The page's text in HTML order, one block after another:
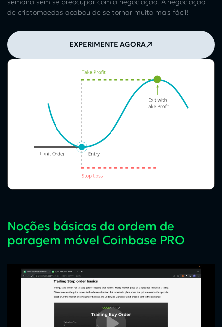
semana sem se preocupar com a negociação. A negociação
de criptomoedas acabou de se tornar muito mais fácil!
EXPERIMENTE AGORA
Noções básicas da ordem de
paragem móvel Coinbase PRO